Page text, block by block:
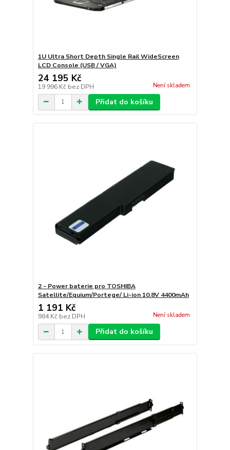
1U Ultra Short Depth Single Rail WideScreen
LCD Console (USB / VGA)
24 195 Kč
19 996 Kč bez DPH Není skladem
Přidat do košíku
2 - Power baterie pro TOSHIBA
Satellite/Equium/Portege/ Li-ion 10.8V 4400mAh
1 191 Kč
984 Kč bez DPH Není skladem
Přidat do košíku